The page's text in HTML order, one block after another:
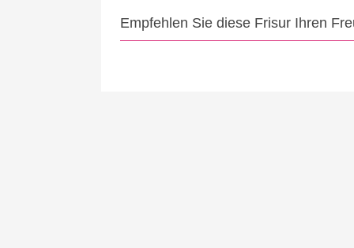
Empfehlen Sie diese Frisur Ihren